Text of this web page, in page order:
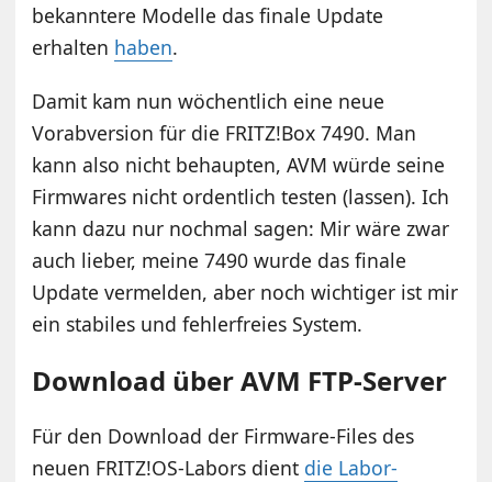
bekanntere Modelle das finale Update
erhalten haben.
Damit kam nun wöchentlich eine neue
Vorabversion für die FRITZ!Box 7490. Man
kann also nicht behaupten, AVM würde seine
Firmwares nicht ordentlich testen (lassen). Ich
kann dazu nur nochmal sagen: Mir wäre zwar
auch lieber, meine 7490 wurde das finale
Update vermelden, aber noch wichtiger ist mir
ein stabiles und fehlerfreies System.
Download über AVM FTP-Server
Für den Download der Firmware-Files des
neuen FRITZ!OS-Labors dient die Labor-